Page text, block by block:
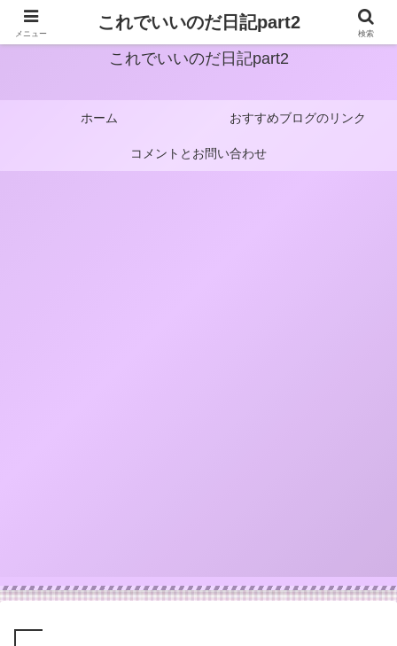
これでいいのだ日記part2
ホーム おすすめブログのリンク
コメントとお問い合わせ
メニュー
これでいいのだ日記part2
検索